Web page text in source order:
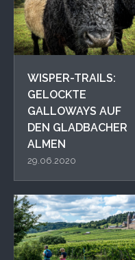
WISPER-TRAILS:
GELOCKTE
GALLOWAYS AUF
DEN GLADBACHER
ALMEN
29.06.2020